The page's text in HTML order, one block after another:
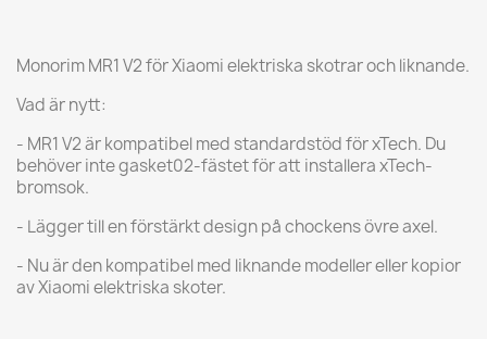
Monorim MR1 V2 för Xiaomi elektriska skotrar och liknande.
Vad är nytt:
- MR1 V2 är kompatibel med standardstöd för xTech. Du
behöver inte gasket02-fästet för att installera xTech-
bromsok.
- Lägger till en förstärkt design på chockens övre axel.
- Nu är den kompatibel med liknande modeller eller kopior
av Xiaomi elektriska skoter.